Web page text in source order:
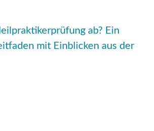
ab? Ein
mit Einblicken aus der